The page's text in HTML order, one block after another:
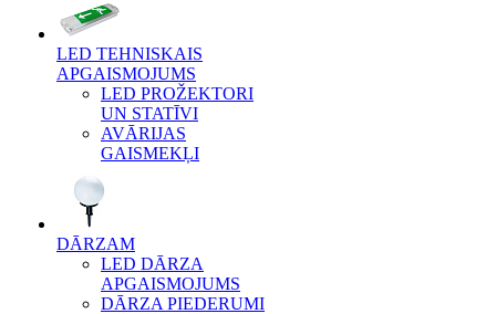
LED TEHNISKAIS
APGAISMOJUMS
LED PROŽEKTORI
UN STATĪVI
AVĀRIJAS
GAISMEKĻI
DĀRZAM
LED DĀRZA
APGAISMOJUMS
DĀRZA PIEDERUMI